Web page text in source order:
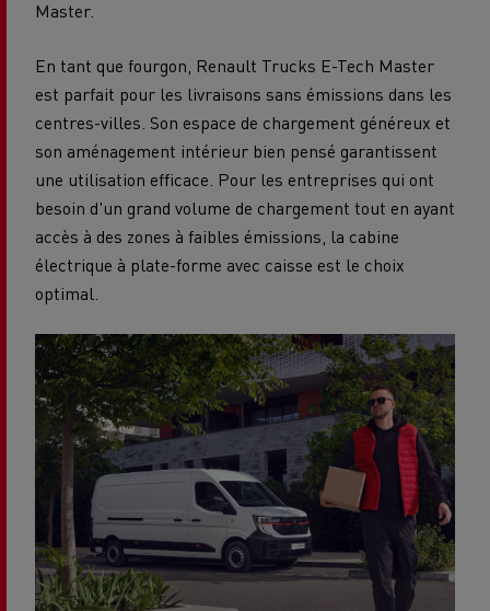
Master.
En tant que fourgon, Renault Trucks E-Tech Master
est parfait pour les livraisons sans émissions dans les
centres-villes. Son espace de chargement généreux et
son aménagement intérieur bien pensé garantissent
une utilisation efficace. Pour les entreprises qui ont
besoin d'un grand volume de chargement tout en ayant
accès à des zones à faibles émissions, la cabine
électrique à plate-forme avec caisse est le choix
optimal.